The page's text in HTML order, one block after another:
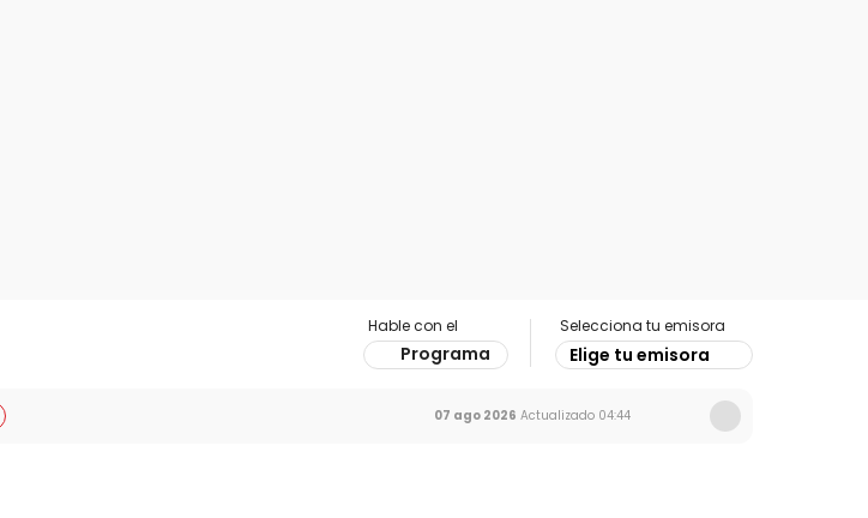
Hable con el
Programa
Selecciona tu emisora
Elige tu emisora
07 ago 2026 Actualizado 04:44